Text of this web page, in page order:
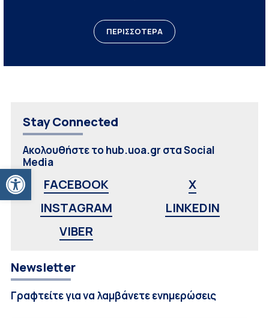
Ανοίξτε τη γραμμή εργαλείων
ΠΕΡΙΣΣΟΤΕΡΑ
Stay Connected
Ακολουθήστε το hub.uoa.gr στα Social
Media
FACEBOOK
X
INSTAGRAM
LINKEDIN
VIBER
Newsletter
Γραφτείτε για να λαμβάνετε ενημερώσεις